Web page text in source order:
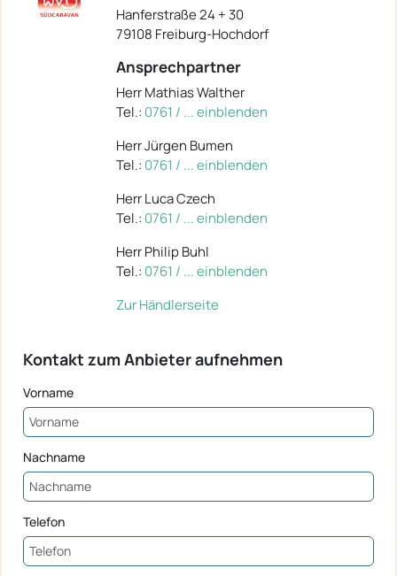
Hanferstraße 24 + 30
79108 Freiburg-Hochdorf
Ansprechpartner
Herr Mathias Walther
Tel.: 0761 / ... einblenden
Herr Jürgen Bumen
Tel.: 0761 / ... einblenden
Herr Luca Czech
Tel.: 0761 / ... einblenden
Herr Philip Buhl
Tel.: 0761 / ... einblenden
Zur Händlerseite
Kontakt zum Anbieter aufnehmen
Vorname
Nachname
Telefon